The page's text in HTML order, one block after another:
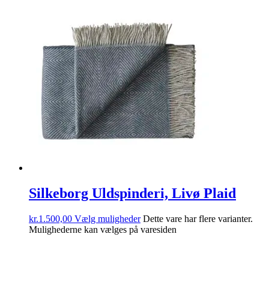
Silkeborg Uldspinderi, Livø Plaid
kr.1.500,00 Vælg muligheder Dette vare har flere varianter.
Mulighederne kan vælges på varesiden